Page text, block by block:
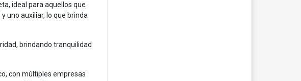
ideal para aquellos que
uno auxiliar, lo que brinda
brindando tranquilidad
con múltiples empresas